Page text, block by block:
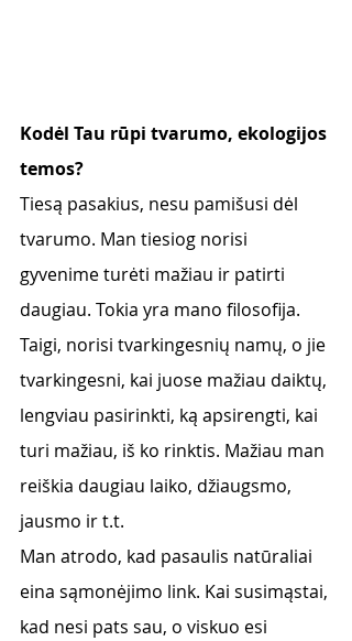
Kodėl Tau rūpi tvarumo, ekologijos
temos?
Tiesą pasakius, nesu pamišusi dėl
tvarumo. Man tiesiog norisi
gyvenime turėti mažiau ir patirti
daugiau. Tokia yra mano filosofija.
Taigi, norisi tvarkingesnių namų, o jie
tvarkingesni, kai juose mažiau daiktų,
lengviau pasirinkti, ką apsirengti, kai
turi mažiau, iš ko rinktis. Mažiau man
reiškia daugiau laiko, džiaugsmo,
jausmo ir t.t.
Man atrodo, kad pasaulis natūraliai
eina sąmonėjimo link. Kai susimąstai,
kad nesi pats sau, o viskuo esi